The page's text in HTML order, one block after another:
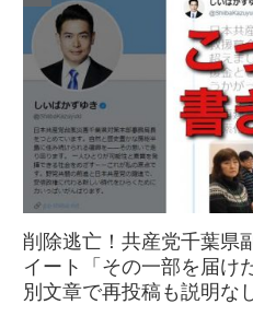
削除逃亡！共産党千葉県
イート「その一部を届け
別文章で再投稿も説明な